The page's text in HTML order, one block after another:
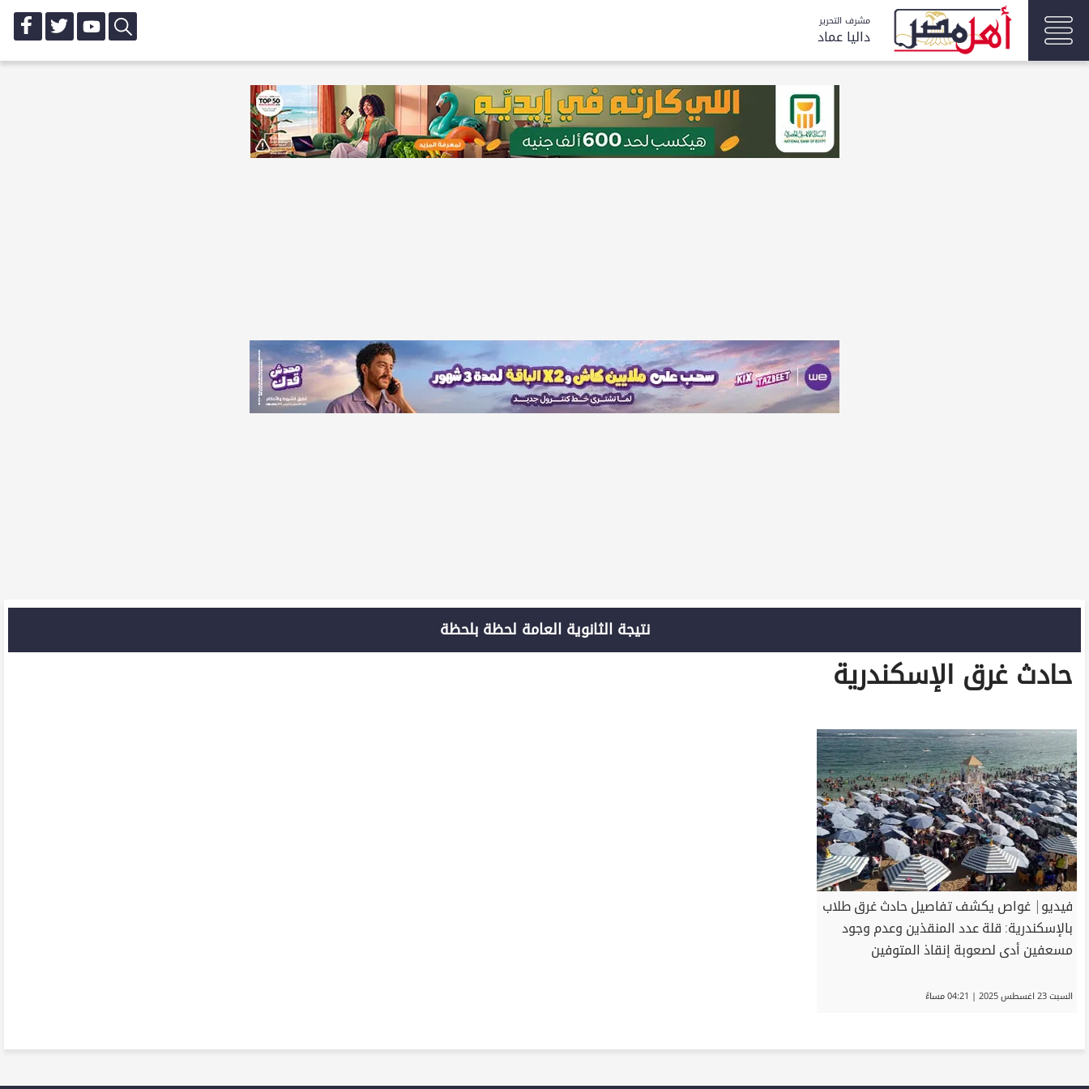
مشرف التحرير
داليا عماد
نتيجة الثانوية العامة لحظة بلحظة
حادث غرق الإسكندرية
فيديو| غواص يكشف تفاصيل حادث غرق طلاب
بالإسكندرية: قلة عدد المنقذين وعدم وجود
مسعفين أدى لصعوبة إنقاذ المتوفين
السبت 23 اغسطس 2025 | 04:21 مساءً